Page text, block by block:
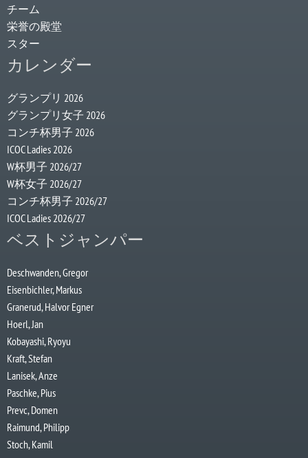
チーム
栄誉の殿堂
スター
カレンダー
グランプリ 2026
グランプリ女子 2026
コンチ杯男子 2026
ICOC Ladies 2026
W杯男子 2026/27
W杯女子 2026/27
コンチ杯男子 2026/27
ICOC Ladies 2026/27
ベストジャンパー
Deschwanden, Gregor
Eisenbichler, Markus
Granerud, Halvor Egner
Hoerl, Jan
Kobayashi, Ryoyu
Kraft, Stefan
Lanisek, Anze
Paschke, Pius
Prevc, Domen
Raimund, Philipp
Stoch, Kamil